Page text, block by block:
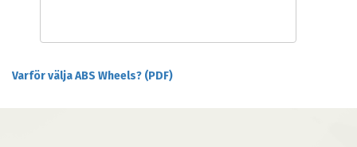
Varför välja ABS Wheels? (PDF)